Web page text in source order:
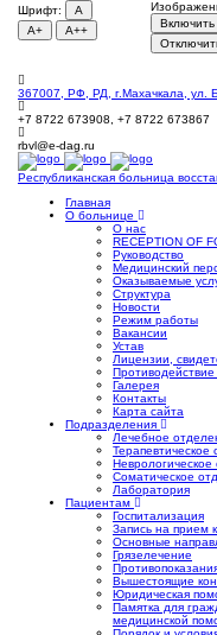
Шрифт:
A
A+
A++
Включить
367007, РФ, РД, г.Махачкала, ул.
+7 8722 673908, +7 8722 673867
rbvl@e-dag.ru
Республиканская больница
Главная
О больнице
О нас
RECEPTION OF
Руководство
Медицинский
Оказываемые
Структура
Новости
Режим работы
Вакансии
Устав
Лицензии,
Противодействие
Галерея
Контакты
Карта сайта
Подразделения
Лечебное
Терапевтическое
Неврологическое
Соматическое
Лаборатория
Пациентам
Госпитализация
Запись на прием
Основные
Грязелечение
Вышестоящие
Юридическая
Памятка для
медицинской